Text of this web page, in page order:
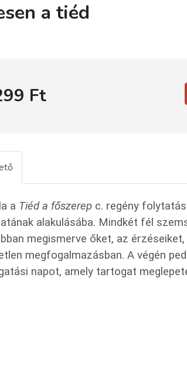
a tiéd
Ft
a Tiéd a főszerep c. regény
alakulásába. Mindkét fél
megismerve őket, az
megfogalmazásban. A végén
napot, amely tartogat